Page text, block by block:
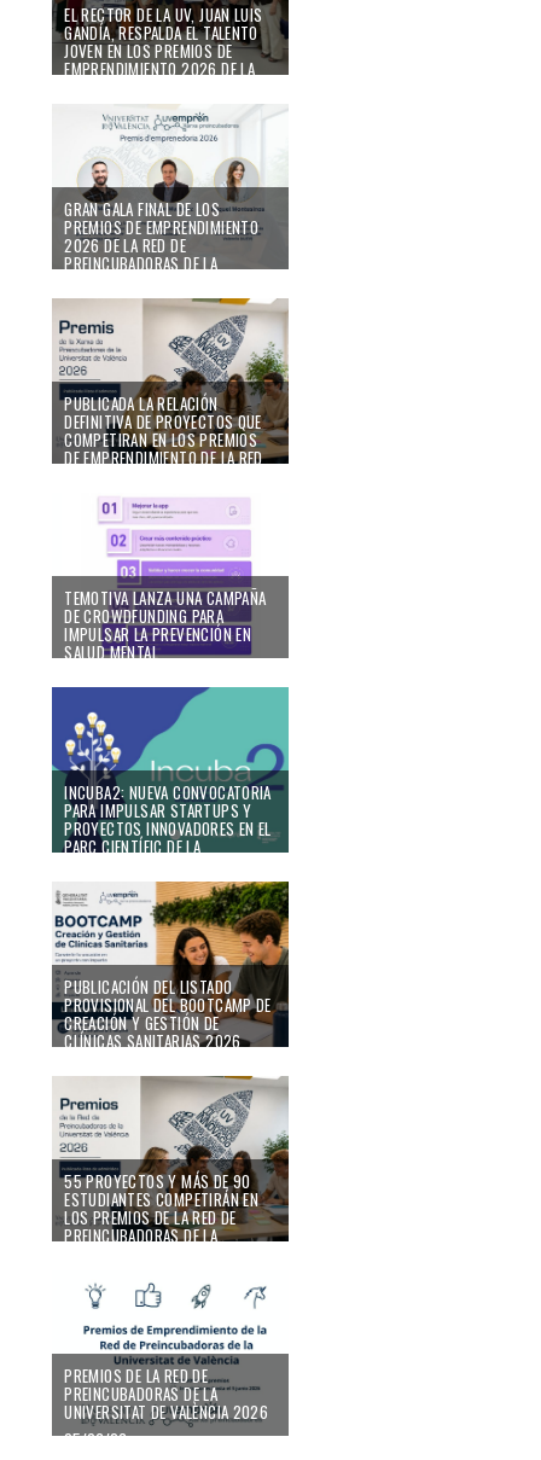
EL RECTOR DE LA UV, JUAN LUIS
GANDÍA, RESPALDA EL TALENTO
JOVEN EN LOS PREMIOS DE
EMPRENDIMIENTO 2026 DE LA
09/07/26
GRAN GALA FINAL DE LOS
PREMIOS DE EMPRENDIMIENTO
2026 DE LA RED DE
PREINCUBADORAS DE LA
PUBLICADA LA RELACIÓN
DEFINITIVA DE PROYECTOS QUE
COMPETIRAN EN LOS PREMIOS
DE EMPRENDIMIENTO DE LA RED
LA UNIVERSITAT DE VALÈNCIA
23/06/26
TEMOTIVA LANZA UNA CAMPAÑA
DE CROWDFUNDING PARA
IMPULSAR LA PREVENCIÓN EN
SALUD MENTAL
INCUBA2: NUEVA CONVOCATORIA
PARA IMPULSAR STARTUPS Y
PROYECTOS INNOVADORES EN EL
PARC CIENTÍFIC DE LA
17/06/26
PUBLICACIÓN DEL LISTADO
PROVISIONAL DEL BOOTCAMP DE
CREACIÓN Y GESTIÓN DE
CLÍNICAS SANITARIAS 2026
55 PROYECTOS Y MÁS DE 90
ESTUDIANTES COMPETIRÁN EN
LOS PREMIOS DE LA RED DE
PREINCUBADORAS DE LA
12/06/26
PREMIOS DE LA RED DE
PREINCUBADORAS DE LA
UNIVERSITAT DE VALÈNCIA 2026
05/06/26